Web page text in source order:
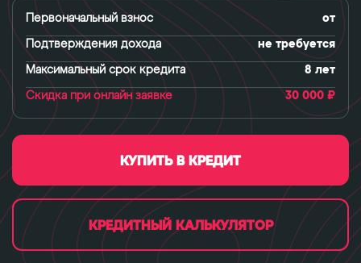
от
Первоначальный взнос
не требуется
Подтверждения дохода
8 лет
Максимальный срок кредита
30 000 ₽
Скидка при онлайн заявке
КУПИТЬ В КРЕДИТ
КРЕДИТНЫЙ КАЛЬКУЛЯТОР